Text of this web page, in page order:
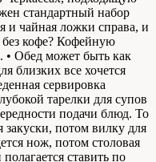
стандартный набор
и чайная ложки справа, и
без кофе? Кофейную
• Обед может быть как
близких все хочется
сервировка
тарелки для супов
подачи блюд. То
закуски, потом вилку для
нож, потом столовая
ставить по